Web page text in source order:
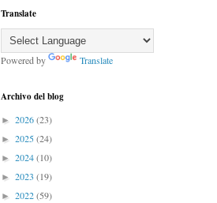
Translate
Powered by Translate
Archivo del blog
► 2026(23)
► 2025(24)
► 2024(10)
► 2023 (19)
► 2022(59)